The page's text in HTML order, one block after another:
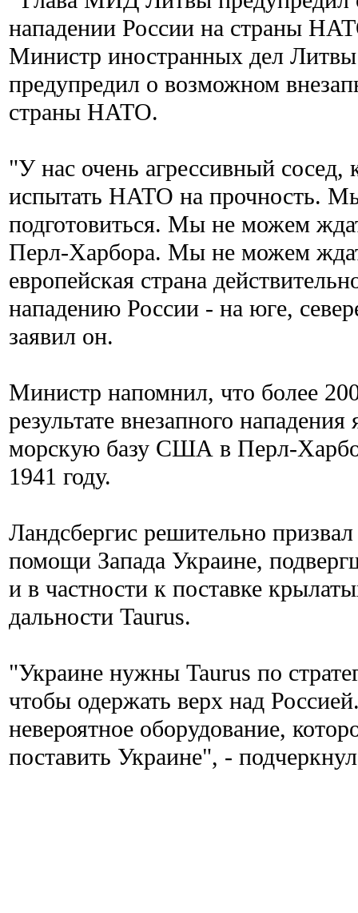
Министр иностранных дел
предупредил о возможном
страны НАТО.
"У нас очень агрессивный сосед,
испытать НАТО на прочность.
подготовиться. Мы не можем
Перл-Харбора. Мы не можем
европейская страна
нападению России - на юге,
заявил он.
Министр напомнил, что более
результате внезапного
морскую базу США в Перл-
1941 году.
Ландсбергис решительно
помощи Запада Украине,
и в частности к поставке
дальности Taurus.
"Украине нужны Taurus по
чтобы одержать верх над
невероятное оборудование,
поставить Украине", -